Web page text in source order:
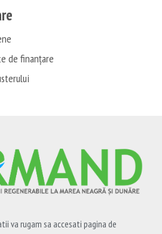
de finanțare
va rugam sa accesati pagina de